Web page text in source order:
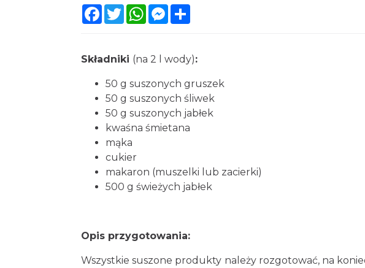
Facebook
TwitterWhatsAppMessenger
Składniki (na 2 l wody):
50 g suszonych gruszek
50 g suszonych śliwek
50 g suszonych jabłek
kwaśna śmietana
mąka
cukier
makaron (muszelki lub zacierki)
500 g świeżych jabłek
Opis przygotowania:
Wszystkie suszone produkty należy rozgotować, na